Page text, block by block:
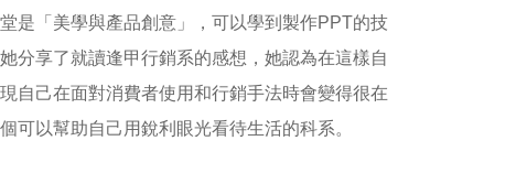
是「美學與產品創意」，可以學到製作PPT的技
分享了就讀逢甲行銷系的感想，她認為在這樣自
自己在面對消費者使用和行銷手法時會變得很在
可以幫助自己用銳利眼光看待生活的科系。